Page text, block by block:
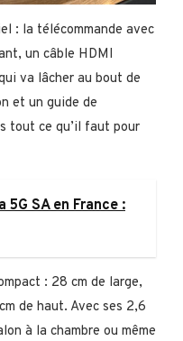
: la télécommande avec
un câble HDMI
va lâcher au bout de
et un guide de
tout ce qu’il faut pour
5G SA en France :
: 28 cm de large,
de haut. Avec ses 2,6
à la chambre ou même